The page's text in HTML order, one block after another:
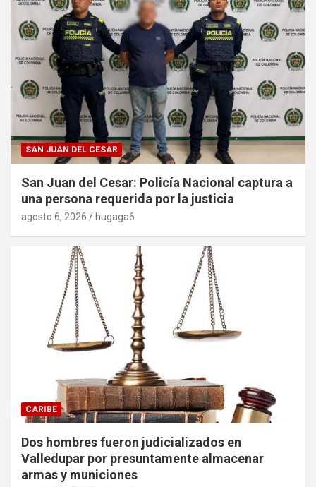
SAN JUAN DEL CESAR
San Juan del Cesar: Policía Nacional captura a
una persona requerida por la justicia
agosto 6, 2026 hugaga6
CARIBE
Dos hombres fueron judicializados en
Valledupar por presuntamente almacenar
armas y municiones